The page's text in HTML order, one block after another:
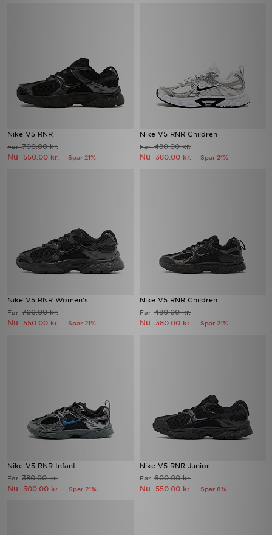
Nike V5 RNR
Før700.00 kr.
Nu 550.00 kr. Spar 21%
Nike V5 RNR Children
Før480.00 kr.
Nu 380.00 kr. Spar 21%
Nike V5 RNR Women's
Før700.00 kr.
Nu 550.00 kr. Spar 21%
Nike V5 RNR Children
Før480.00 kr.
Nu 380.00 kr. Spar 21%
Nike V5 RNR Infant
Før380.00 kr.
Nu 300.00 kr. Spar 21%
Nike V5 RNR Junior
Før600.00 kr.
Nu 550.00 kr. Spar 8%